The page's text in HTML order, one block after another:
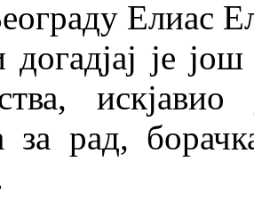
Елиас
је још
за рад,